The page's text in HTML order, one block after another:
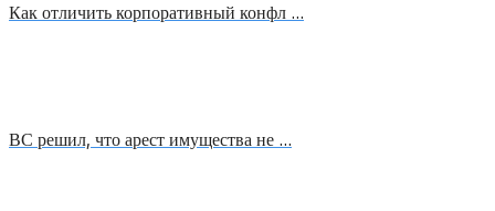
Как отличить корпоративный конфл …
ВС решил, что арест имущества не …